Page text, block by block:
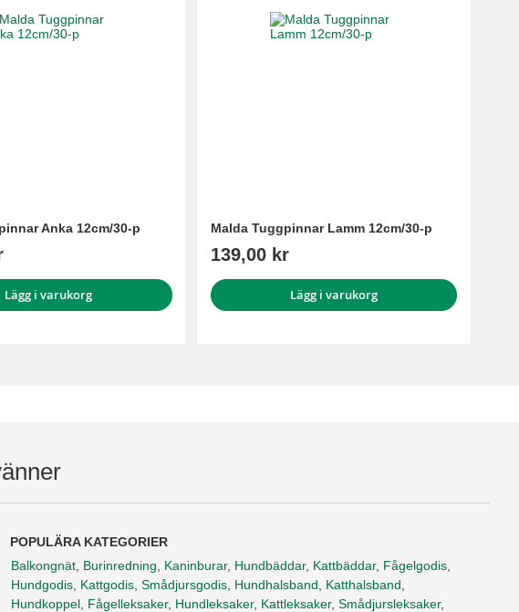
Anka 12cm/30-p
Lägg i varukorg
Malda Tuggpinnar Lamm 12cm/30-p
139,00 kr
Lägg i varukorg
POPULÄRA KATEGORIER
Balkongnät Burinredning Kaninburar, Hundbäddar, Kattbäddar, Fågelgodis
Hundgodis Kattgodis Smådjursgodis Hundhalsband Katthalsband
Hundkoppel Fågelleksaker, Hundleksaker, Kattleksaker, Smådjursleksaker,